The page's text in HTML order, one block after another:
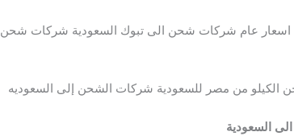
عام شركات شحن الى تبوك السعودية شركات شحن
من مصر للسعودية شركات الشحن إلى السعوديه
السعودية